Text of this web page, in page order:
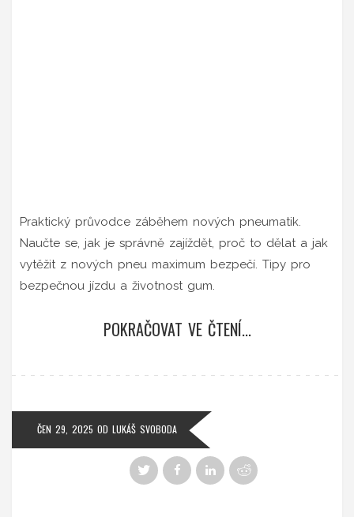
Praktický průvodce záběhem nových pneumatik.
Naučte se, jak je správně zajíždět, proč to dělat a jak
vytěžit z nových pneu maximum bezpečí. Tipy pro
bezpečnou jízdu a životnost gum.
POKRAČOVAT VE ČTENÍ...
ČEN 29, 2025 OD LUKÁŠ SVOBODA